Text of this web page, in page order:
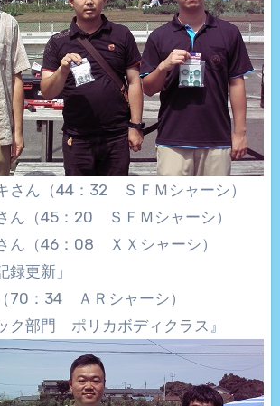
ん（44：32 ＳＦＭシャーシ）
ん（45：20 ＳＦＭシャーシ）
ん（46：08 ＸＸシャーシ）
録更新」
：34 ＡＲシャーシ）
ク部門 ポリカボディクラス』